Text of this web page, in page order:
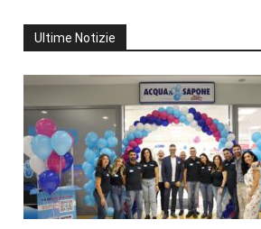
Ultime Notizie